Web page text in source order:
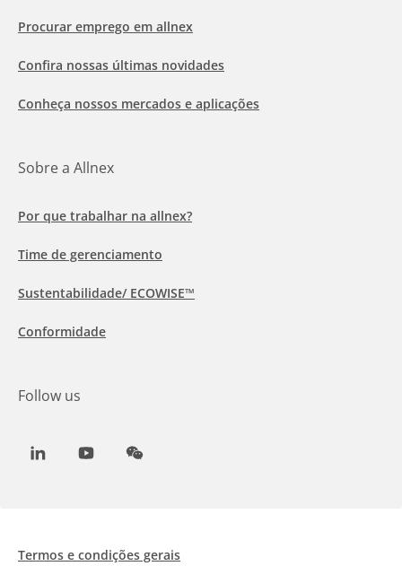
Procurar emprego em allnex
Confira nossas últimas novidades
Conheça nossos mercados e aplicações
Sobre a Allnex
Por que trabalhar na allnex?
Time de gerenciamento
Sustentabilidade/ ECOWISE™
Conformidade
Follow us
LinkedInYoutubeWeChat
Termos e condições gerais